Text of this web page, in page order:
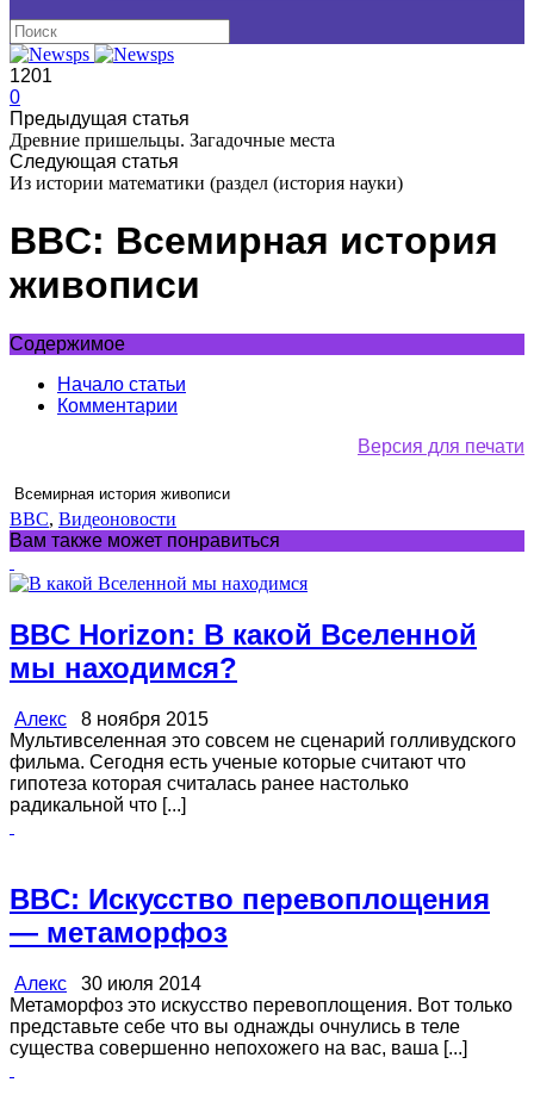
1201
0
Предыдущая статья
Древние пришельцы. Загадочные места
Следующая статья
Из истории математики (раздел (история науки)
BBC: Всемирная история
живописи
Содержимое
Начало статьи
Комментарии
Версия для печати
Всемирная история живописи
BBC, Видеоновости
Вам также может понравиться
BBC Horizon: В какой Вселенной
мы находимся?
Алекс 8 ноября 2015
Мультивселенная это совсем не сценарий голливудского
фильма. Сегодня есть ученые которые считают что
гипотеза которая считалась ранее настолько
радикальной что [...]
BBC: Искусство перевоплощения
— метаморфоз
Алекс 30 июля 2014
Метаморфоз это искусство перевоплощения. Вот только
представьте себе что вы однажды очнулись в теле
существа совершенно непохожего на вас, ваша [...]